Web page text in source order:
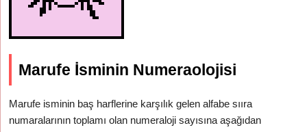
Marufe İsminin Numeraolojisi
Marufe isminin baş harflerine karşılık gelen alfabe sııra
numaralarının toplamı olan numeraloji sayısına aşağıdan